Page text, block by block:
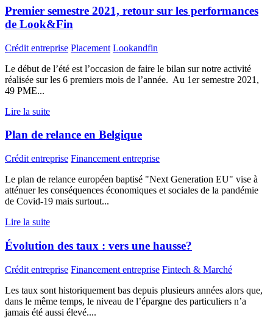
Premier semestre 2021, retour sur les performances
de Look&Fin
Crédit entreprise Placement Lookandfin
Le début de l’été est l’occasion de faire le bilan sur notre activité
réalisée sur les 6 premiers mois de l’année. Au 1er semestre 2021,
49 PME...
Lire la suite
Plan de relance en Belgique
Crédit entreprise Financement entreprise
Le plan de relance européen baptisé "Next Generation EU" vise à
atténuer les conséquences économiques et sociales de la pandémie
de Covid-19 mais surtout...
Lire la suite
Évolution des taux : vers une hausse?
Crédit entreprise Financement entreprise Fintech & Marché
Les taux sont historiquement bas depuis plusieurs années alors que,
dans le même temps, le niveau de l’épargne des particuliers n’a
jamais été aussi élevé....